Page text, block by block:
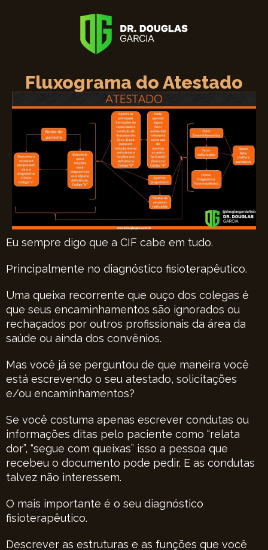
Fluxograma do Atestado
Eu sempre digo que a CIF cabe em tudo.
Principalmente no diagnóstico fisioterapêutico.
Uma queixa recorrente que ouço dos colegas é
que seus encaminhamentos são ignorados ou
rechaçados por outros profissionais da área da
saúde ou ainda dos convênios.
Mas você já se perguntou de que maneira você
está escrevendo o seu atestado, solicitações
e/ou encaminhamentos?
Se você costuma apenas escrever condutas ou
informações ditas pelo paciente como “relata
dor”, “segue com queixas” isso a pessoa que
recebeu o documento pode pedir. E as condutas
talvez não interessem.
O mais importante é o seu diagnóstico
fisioterapêutico.
Descrever as estruturas e as funções que você